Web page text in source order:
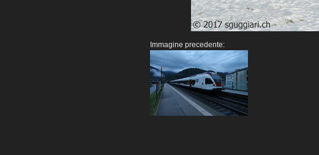
Immagine precedente: